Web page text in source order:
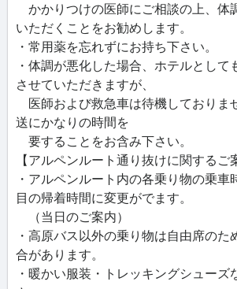
かかりつけの医師にご相談の上、体
いただくことをお勧めします。
・常用薬を忘れずにお持ち下さい。
・体調が悪化した場合、ホテルとして
させていただきますが、
医師および救急車は待機しておりま
送にかなりの時間を
要することをお含み下さい。
【アルペンルート通り抜けに関するご
・アルペンルート内の各乗り物の乗車
目の帰着時間に変更がでます。
（当日のご案内）
・高原バス以外の乗り物は自由席のた
合があります。
・暖かい服装・トレッキングシューズ